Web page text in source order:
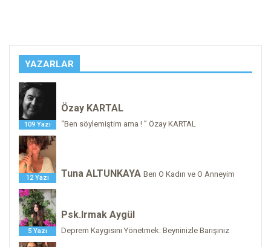
YAZARLAR
109 Yazı
Özay KARTAL
“Ben söylemiştim ama ! ” Özay KARTAL
12 Yazı Tuna ALTUNKAYA Ben O Kadın ve O Anneyim
5 Yazı
Psk.Irmak Aygül
Deprem Kaygısını Yönetmek: Beyninizle Barışınız